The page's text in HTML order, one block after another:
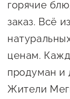
горячие
заказ. Всё
ценам.
продуман и
Жители